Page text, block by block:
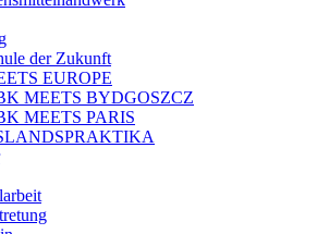
der Zukunft
EUROPE
MEETS BYDGOSZCZ
MEETS PARIS